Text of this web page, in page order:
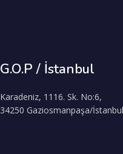
G.O.P / İstanbul
Karadeniz, 1116. Sk. No:6,
34250 Gaziosmanpaşa/İstanbul